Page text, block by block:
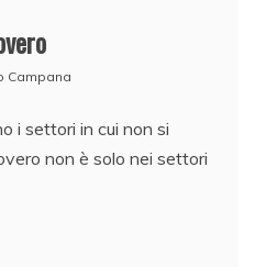
Campana
i settori in cui non si
non è solo nei settori